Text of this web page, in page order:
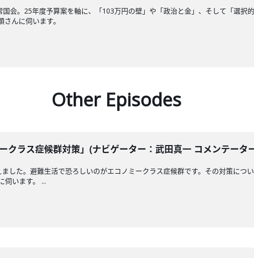
国会。25年度予算案を軸に、「103万円の壁」や「政治と金」、そして「選択
んに伺います。
Other Episodes
クラス症候群対策」(ナビゲーター：武田真一 コメンテー
した。避難生活で恐ろしいのがエコノミークラス症候群です。その対策につ
伺います。 ...